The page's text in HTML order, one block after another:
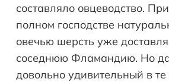
составляло овцеводство.
полном господстве
овечью шерсть уже
соседнюю Фламандию. Но
довольно удивительный в